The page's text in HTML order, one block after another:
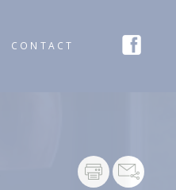
CONTACT